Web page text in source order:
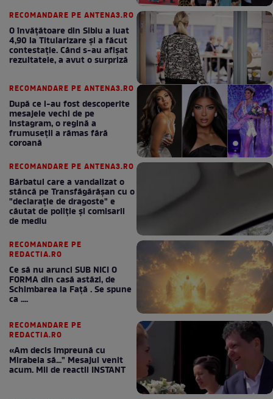
RECOMANDARE PE ANTENA3.RO
O învățătoare din Sibiu a luat
4,90 la Titularizare și a făcut
contestație. Când s-au afișat
rezultatele, a avut o surpriză
RECOMANDARE PE ANTENA3.RO
După ce i-au fost descoperite
mesajele vechi de pe
Instagram, o regină a
frumuseții a rămas fără
coroană
RECOMANDARE PE ANTENA3.RO
Bărbatul care a vandalizat o
stâncă pe Transfăgărășan cu o
"declaraţie de dragoste" e
căutat de poliție și comisarii
de mediu
RECOMANDARE PE
REDACTIA.RO
Ce să nu arunci SUB NICI O
FORMA din casă astăzi, de
Schimbarea la Față . Se spune
ca ....
RECOMANDARE PE
REDACTIA.RO
«Am decis împreună cu
Mirabela să..." Mesajul venit
acum. Mii de reactii INSTANT